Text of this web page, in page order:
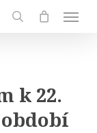
k 22.